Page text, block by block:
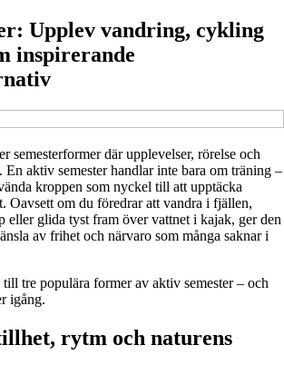
Upplev vandring, cykling
inspirerande
semesterformer där upplevelser, rörelse och
En aktiv semester handlar inte bara om träning –
kroppen som nyckel till att upptäcka
Oavsett om du föredrar att vandra i fjällen,
eller glida tyst fram över vattnet i kajak, ger den
av frihet och närvaro som många saknar i
tre populära former av aktiv semester – och
igång.
rytm och naturens